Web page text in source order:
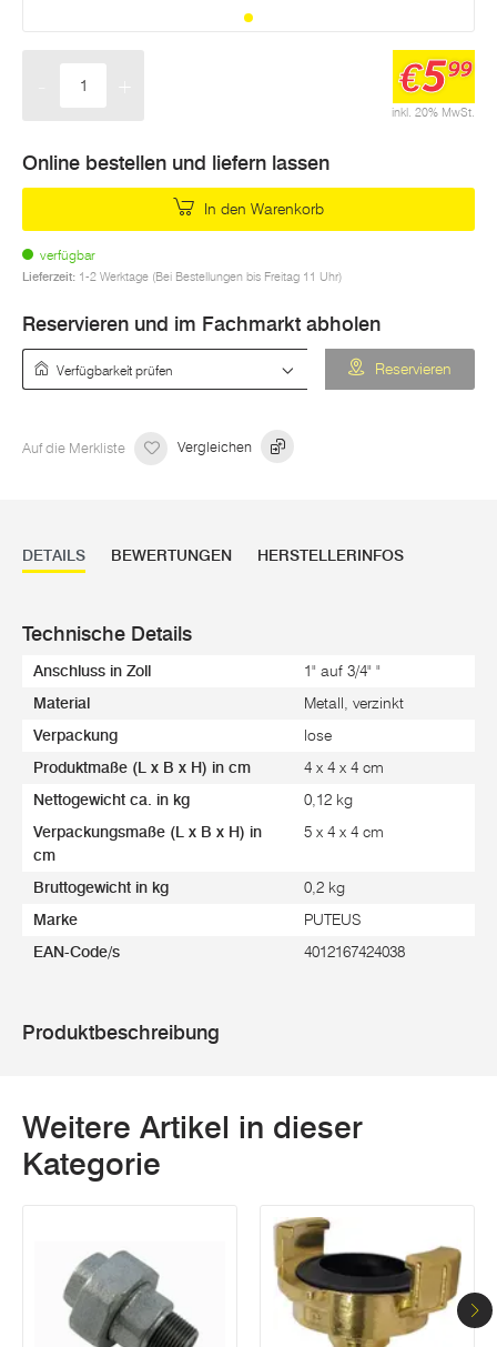
inkl. 20% MwSt.
€599
Online bestellen und liefern lassen
In den Warenkorb
verfügbar
Lieferzeit: 1-2 Werktage (Bei Bestellungen bis Freitag 11 Uhr)
Reservieren und im Fachmarkt abholen
Reservieren
Auf die Merkliste Vergleichen
DETAILS BEWERTUNGEN HERSTELLERINFOS
Technische Details
Anschluss in Zoll 1" auf 3/4" "
Material Metall, verzinkt
Verpackung lose
Produktmaße (L x B x H) in cm 4 x 4 x 4 cm
Nettogewicht ca. in kg 0,12 kg
Verpackungsmaße (L x B x H) in
cm
5 x 4 x 4 cm
Bruttogewicht in kg 0,2 kg
Marke PUTEUS
EAN-Code/s 4012167424038
Produktbeschreibung
Weitere Artikel in dieser
Kategorie